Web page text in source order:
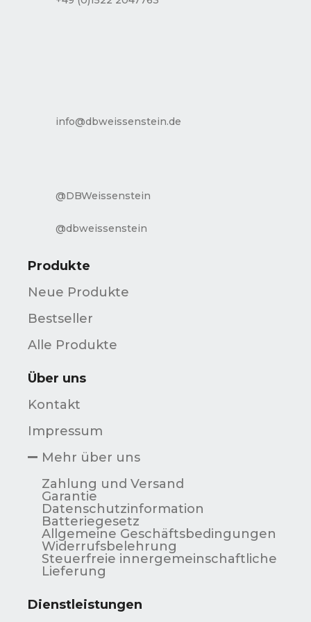
info@dbweissenstein.de
@DBWeissenstein
@dbweissenstein
Produkte
Neue Produkte
Bestseller
Alle Produkte
Über uns
Kontakt
Impressum
Mehr über uns
Zahlung und Versand
Garantie
Datenschutzinformation
Batteriegesetz
Allgemeine Geschäftsbedingungen
Widerrufsbelehrung
Steuerfreie innergemeinschaftliche
Lieferung
Dienstleistungen